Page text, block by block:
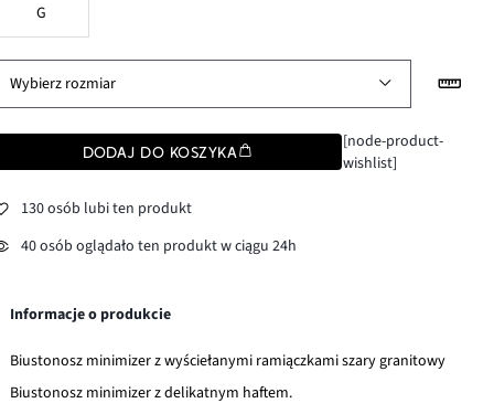
G
Wybierz rozmiar
DODAJ DO KOSZYKA
[node-product-
wishlist]
130 osób lubi ten produkt
40 osób oglądało ten produkt w ciągu 24h
Informacje o produkcie
Biustonosz minimizer z wyściełanymi ramiączkami szary granitowy
Biustonosz minimizer z delikatnym haftem.